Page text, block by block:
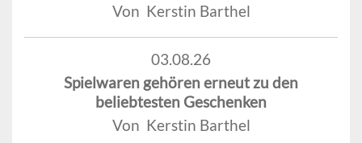
Von Kerstin Barthel
03.08.26
Spielwaren gehören erneut zu den
beliebtesten Geschenken
Von Kerstin Barthel